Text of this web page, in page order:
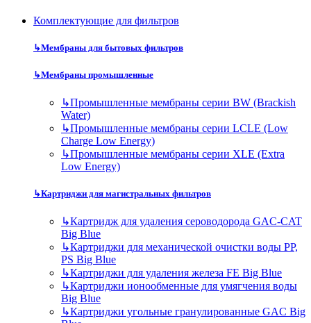
Комплектующие для фильтров
↳Мембраны для бытовых фильтров
↳Мембраны промышленные
↳Промышленные мембраны серии BW (Brackish
Water)
↳Промышленные мембраны серии LCLE (Low
Charge Low Energy)
↳Промышленные мембраны серии XLE (Extra
Low Energy)
↳Картриджи для магистральных фильтров
↳Картридж для удаления сероводорода GAC-CAT
Big Blue
↳Картриджи для механической очистки воды PP,
PS Big Blue
↳Картриджи для удаления железа FE Big Blue
↳Картриджи ионообменные для умягчения воды
Big Blue
↳Картриджи угольные гранулированные GAC Big